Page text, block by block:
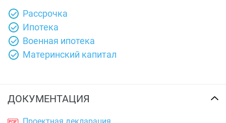
Рассрочка
Ипотека
Военная ипотека
Материнский капитал
ДОКУМЕНТАЦИЯ
Проектная декларация